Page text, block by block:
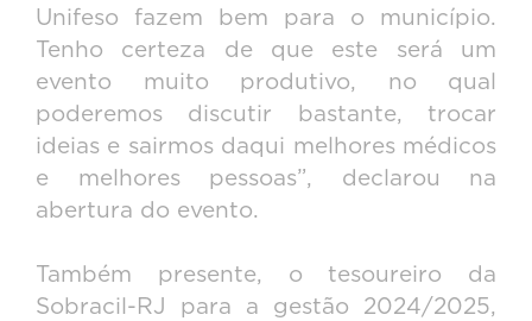
Unifeso fazem bem para o município.
Tenho certeza de que este será um
evento muito produtivo, no qual
poderemos discutir bastante, trocar
ideias e sairmos daqui melhores médicos
e melhores pessoas”, declarou na
abertura do evento.
Também presente, o tesoureiro da
Sobracil-RJ para a gestão 2024/2025,